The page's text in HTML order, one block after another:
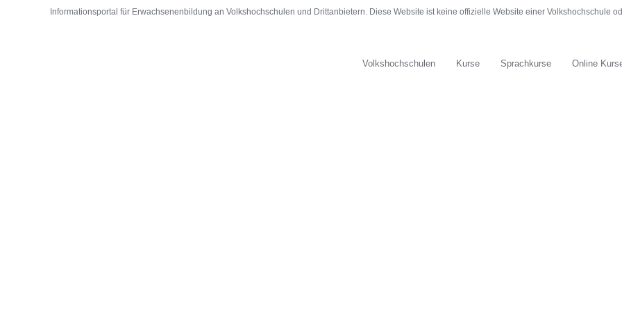
Informationsportal für Erwachsenenbildung an Volkshochschulen und Drittanbietern. Diese Website ist keine offizielle Website einer Volkshochschule
Volkshochschulen Kurse Sprachkurse Online